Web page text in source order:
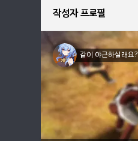
작성자 프로필
같이 야근하실래요?